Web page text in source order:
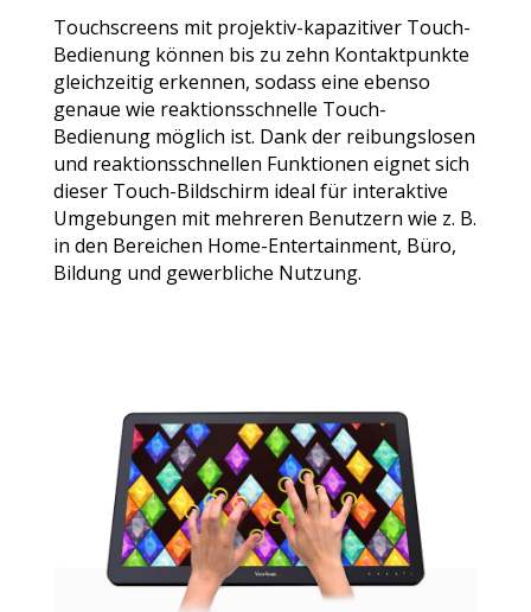
Touchscreens mit projektiv-kapazitiver Touch-
Bedienung können bis zu zehn Kontaktpunkte
gleichzeitig erkennen, sodass eine ebenso
genaue wie reaktionsschnelle Touch-
Bedienung möglich ist. Dank der reibungslosen
und reaktionsschnellen Funktionen eignet sich
dieser Touch-Bildschirm ideal für interaktive
Umgebungen mit mehreren Benutzern wie z. B.
in den Bereichen Home-Entertainment, Büro,
Bildung und gewerbliche Nutzung.